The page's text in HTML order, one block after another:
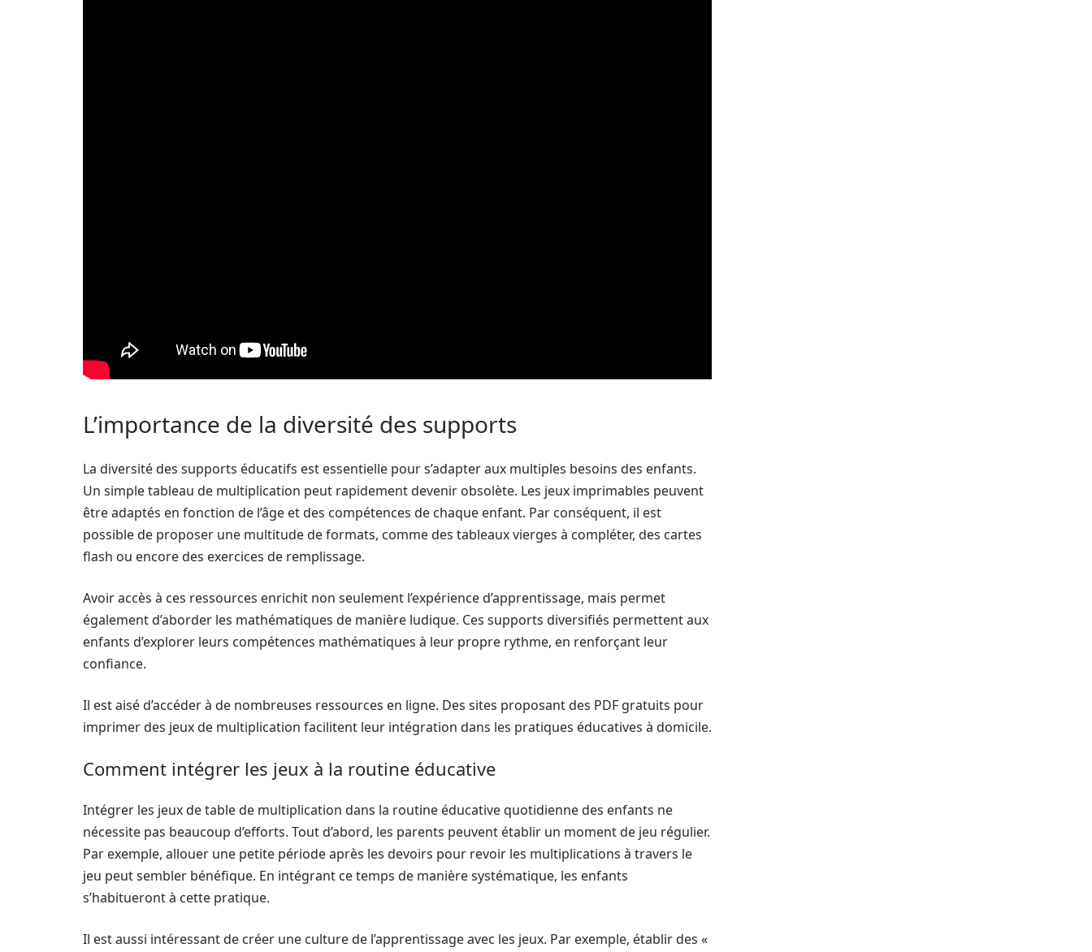
L’importance de la diversité des supports
La diversité des supports éducatifs est essentielle pour s’adapter aux multiples besoins des enfants.
Un simple tableau de multiplication peut rapidement devenir obsolète. Les jeux imprimables peuvent
être adaptés en fonction de l’âge et des compétences de chaque enfant. Par conséquent, il est
possible de proposer une multitude de formats, comme des tableaux vierges à compléter, des cartes
flash ou encore des exercices de remplissage.
Avoir accès à ces ressources enrichit non seulement l’expérience d’apprentissage, mais permet
également d’aborder les mathématiques de manière ludique. Ces supports diversifiés permettent aux
enfants d’explorer leurs compétences mathématiques à leur propre rythme, en renforçant leur
confiance.
Il est aisé d’accéder à de nombreuses ressources en ligne. Des sites proposant des PDF gratuits pour
imprimer des jeux de multiplication facilitent leur intégration dans les pratiques éducatives à domicile.
Comment intégrer les jeux à la routine éducative
Intégrer les jeux de table de multiplication dans la routine éducative quotidienne des enfants ne
nécessite pas beaucoup d’efforts. Tout d’abord, les parents peuvent établir un moment de jeu régulier.
Par exemple, allouer une petite période après les devoirs pour revoir les multiplications à travers le
jeu peut sembler bénéfique. En intégrant ce temps de manière systématique, les enfants
s’habitueront à cette pratique.
Il est aussi intéressant de créer une culture de l’apprentissage avec les jeux. Par exemple, établir des «